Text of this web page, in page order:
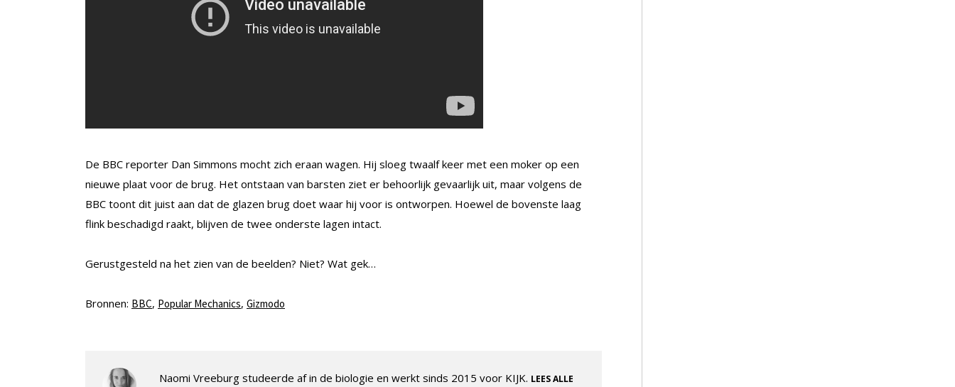
De BBC reporter Dan Simmons mocht zich eraan wagen. Hij sloeg twaalf keer met een moker op een
nieuwe plaat voor de brug. Het ontstaan van barsten ziet er behoorlijk gevaarlijk uit, maar volgens de
BBC toont dit juist aan dat de glazen brug doet waar hij voor is ontworpen. Hoewel de bovenste laag
flink beschadigd raakt, blijven de twee onderste lagen intact.
Gerustgesteld na het zien van de beelden? Niet? Wat gek…
Bronnen: BBC, Popular Mechanics, Gizmodo
Naomi Vreeburg studeerde af in de biologie en werkt sinds 2015 voor KIJK. LEES ALLE